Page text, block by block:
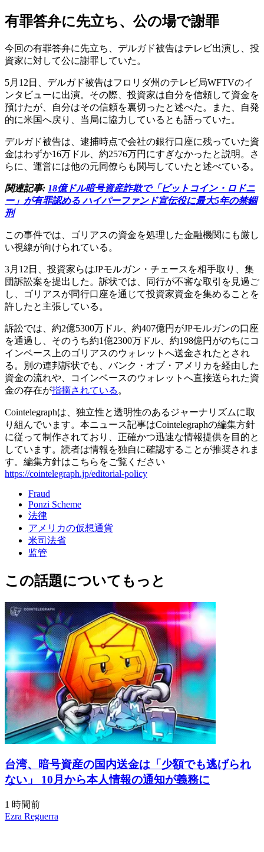
有罪答弁に先立ち、公の場で謝罪
今回の有罪答弁に先立ち、デルガド被告はテレビ出演し、投
資家に対して公に謝罪していた。
5月12日、デルガド被告はフロリダ州のテレビ局WFTVのイ
ンタビューに出演。その際、投資家は自分を信頼して資金を
預けたが、自分はその信頼を裏切ったと述べた。また、自発
的に米国へ戻り、当局に協力しているとも語っていた。
デルガド被告は、逮捕時点で会社の銀行口座に残っていた資
金はわずか16万ドル、約2576万円にすぎなかったと説明。さ
らに、運営には他の元同僚らも関与していたと述べている。
関連記事: 18億ドル暗号資産詐欺で「ビットコイン・ロドニ
ー」が有罪認める ハイパーファンド宣伝役に最大5年の禁錮
刑
この事件では、ゴリアスの資金を処理した金融機関にも厳し
い視線が向けられている。
3月12日、投資家らはJPモルガン・チェースを相手取り、集
団訴訟案を提出した。訴状では、同行が不審な取引を見過ご
し、ゴリアスが同行口座を通じて投資家資金を集めることを
許したと主張している。
訴訟では、約2億5300万ドル、約407億円がJPモルガンの口座
を通過し、そのうち約1億2300万ドル、約198億円がのちにコ
インベース上のゴリアスのウォレットへ送金されたとされ
る。別の連邦訴状でも、バンク・オブ・アメリカを経由した
資金の流れや、コインベースのウォレットへ直接送られた資
金の存在が指摘されている 。
Cointelegraphは、独立性と透明性のあるジャーナリズムに取
り組んでいます。本ニュース記事はCointelegraphの編集方針
に従って制作されており、正確かつ迅速な情報提供を目的と
しています。読者は情報を独自に確認することが推奨されま
す。編集方針はこちらをご覧ください
https://cointelegraph.jp/editorial-policy
Fraud
Ponzi Scheme
法律
アメリカの仮想通貨
米司法省
监管
この話題についてもっと
台湾、暗号資産の国内送金は「少額でも逃げられ
ない」 10月から本人情報の通知が義務に
1 時間前
Ezra Reguerra